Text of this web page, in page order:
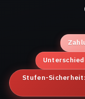
Stufen-